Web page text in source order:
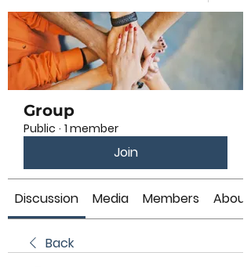
Group
Public · 1 member
Join
Discussion Media Members About
Back